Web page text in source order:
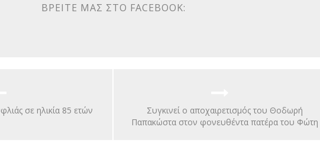
ΒΡΕΊΤΕ ΜΑΣ ΣΤΟ FACEBOOK:
σε ηλικία 85 ετών
Συγκινεί ο αποχαιρετισμός του Θοδωρή
Παπακώστα στον φονευθέντα πατέρα του Φώτη